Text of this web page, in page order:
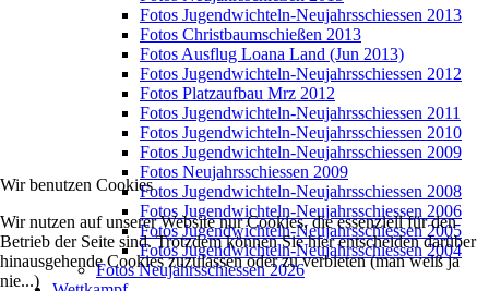
Fotos Jugendwichteln-Neujahrsschiessen 2013
Fotos Christbaumschießen 2013
Fotos Ausflug Loana Land (Jun 2013)
Fotos Jugendwichteln-Neujahrsschiessen 2012
Fotos Platzaufbau Mrz 2012
Fotos Jugendwichteln-Neujahrsschiessen 2011
Fotos Jugendwichteln-Neujahrsschiessen 2010
Fotos Jugendwichteln-Neujahrsschiessen 2009
Fotos Neujahrsschiessen 2009
Fotos Jugendwichteln-Neujahrsschiessen 2008
Fotos Jugendwichteln-Neujahrsschiessen 2006
Fotos Jugendwichteln-Neujahrsschiessen 2005
Fotos Jugendwichteln-Neujahrsschiessen 2004
Fotos Neujahrsschiessen 2026
Wir benutzen Cookies
Wir nutzen auf unserer Website nur Cookies, die essenziell für den
Betrieb der Seite sind. Trotzdem können Sie hier entscheiden darüber
hinausgehende Cookies zuzulassen oder zu verbieten (man weiß ja
nie...)